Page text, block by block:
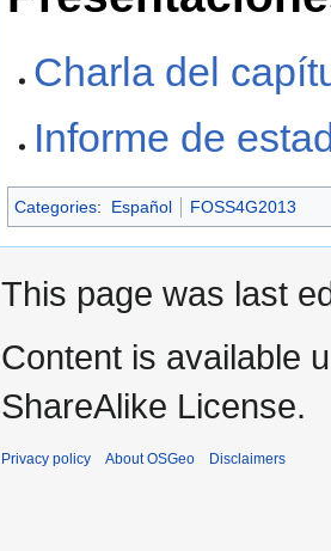
Charla del
Informe de
Categories: Español FOSS4G2013
This page was last
Content is available
ShareAlike License.
Privacy policy About OSGeo Disclaimers